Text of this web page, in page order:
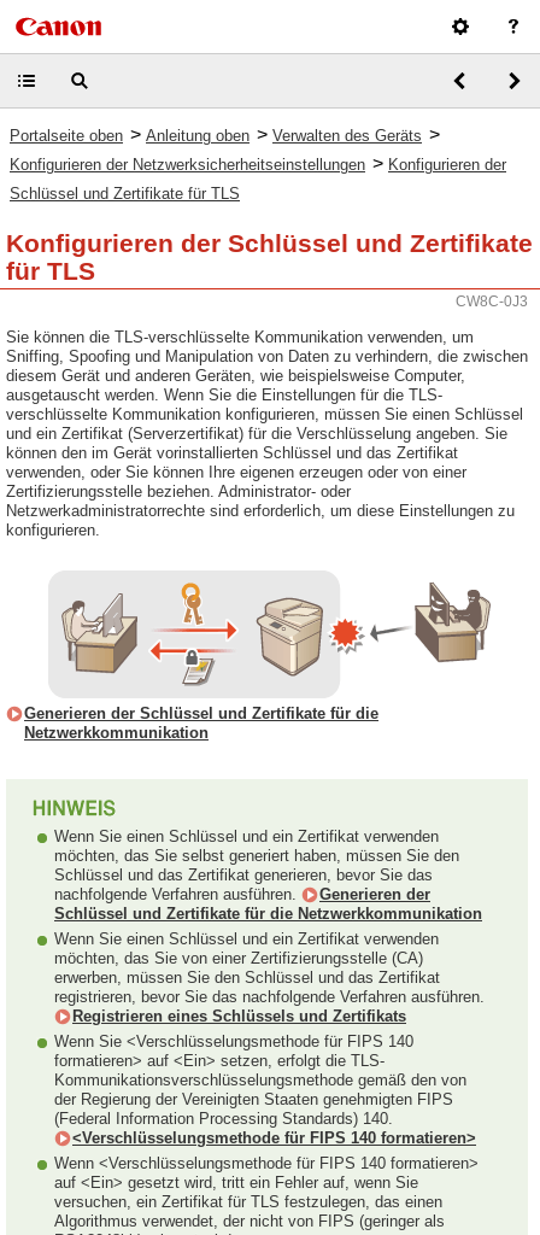
Portalseite oben > Anleitung oben > Verwalten des Geräts >
Konfigurieren der Netzwerksicherheitseinstellungen > Konfigurieren der
Schlüssel und Zertifikate für TLS
Konfigurieren der Schlüssel und Zertifikate
für TLS
CW8C-0J3
Sie können die TLS-verschlüsselte Kommunikation verwenden, um
Sniffing, Spoofing und Manipulation von Daten zu verhindern, die zwischen
diesem Gerät und anderen Geräten, wie beispielsweise Computer,
ausgetauscht werden. Wenn Sie die Einstellungen für die TLS-
verschlüsselte Kommunikation konfigurieren, müssen Sie einen Schlüssel
und ein Zertifikat (Serverzertifikat) für die Verschlüsselung angeben. Sie
können den im Gerät vorinstallierten Schlüssel und das Zertifikat
verwenden, oder Sie können Ihre eigenen erzeugen oder von einer
Zertifizierungsstelle beziehen. Administrator- oder
Netzwerkadministratorrechte sind erforderlich, um diese Einstellungen zu
konfigurieren.
Generieren der Schlüssel und Zertifikate für die
Netzwerkkommunikation
Wenn Sie einen Schlüssel und ein Zertifikat verwenden
möchten, das Sie selbst generiert haben, müssen Sie den
Schlüssel und das Zertifikat generieren, bevor Sie das
nachfolgende Verfahren ausführen.
Generieren der
Schlüssel und Zertifikate für die Netzwerkkommunikation
Wenn Sie einen Schlüssel und ein Zertifikat verwenden
möchten, das Sie von einer Zertifizierungsstelle (CA)
erwerben, müssen Sie den Schlüssel und das Zertifikat
registrieren, bevor Sie das nachfolgende Verfahren ausführen.
Registrieren eines Schlüssels und Zertifikats
Wenn Sie <Verschlüsselungsmethode für FIPS 140
formatieren> auf <Ein> setzen, erfolgt die TLS-
Kommunikationsverschlüsselungsmethode gemäß den von
der Regierung der Vereinigten Staaten genehmigten FIPS
(Federal Information Processing Standards) 140.
<Verschlüsselungsmethode für FIPS 140 formatieren>
Wenn <Verschlüsselungsmethode für FIPS 140 formatieren>
auf <Ein> gesetzt wird, tritt ein Fehler auf, wenn Sie
versuchen, ein Zertifikat für TLS festzulegen, das einen
Algorithmus verwendet, der nicht von FIPS (geringer als